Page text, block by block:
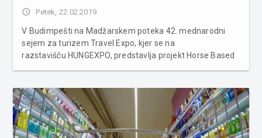
access_time Petek, 22.02.2019
V Budimpešti na Madžarskem poteka 42. mednarodni
sejem za turizem Travel Expo, kjer se na
razstavišču HUNGEXPO, predstavlja projekt Horse Based
Madžarska. Od 21. januarja do 24. februarj...